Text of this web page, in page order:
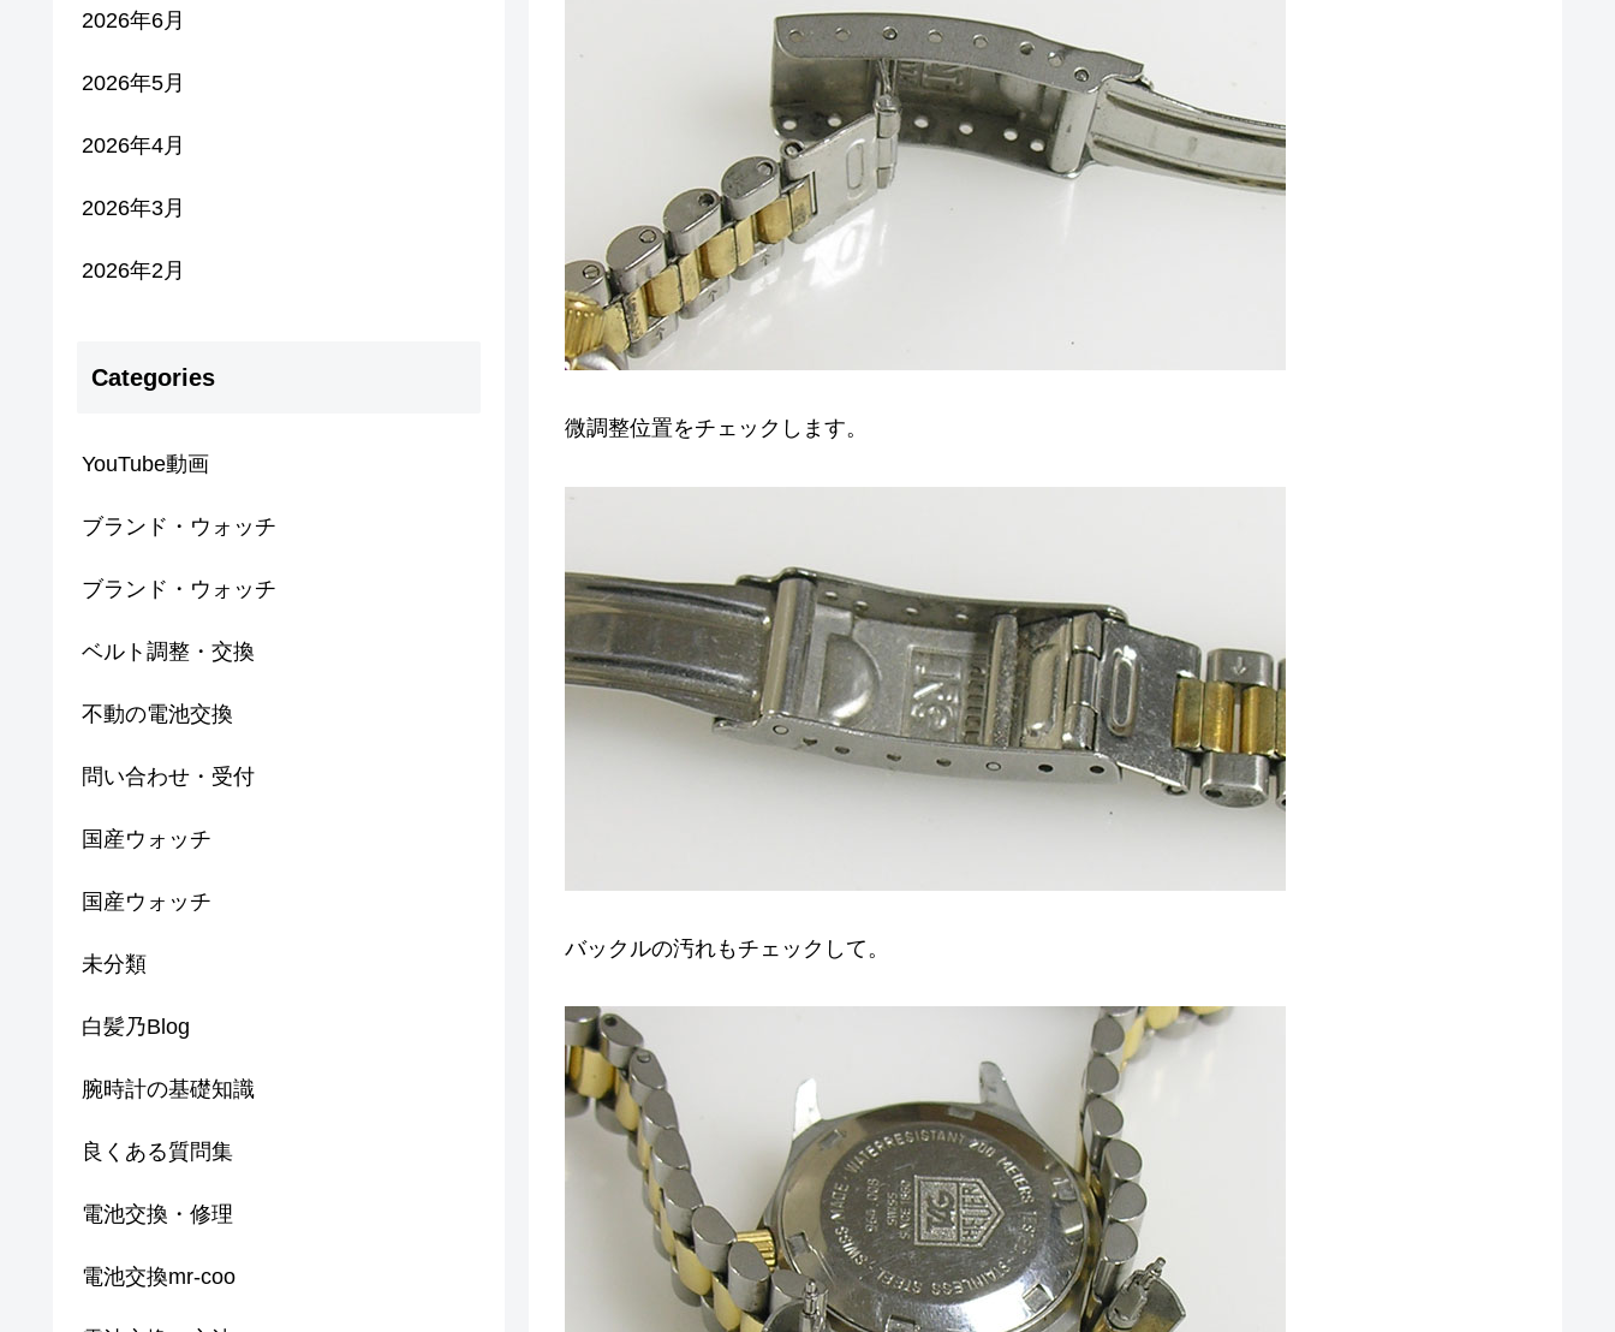
微調整位置をチェックします。
バックルの汚れもチェックして。
2026年6月
2026年5月
2026年4月
2026年3月
2026年2月
Categories
YouTube動画
ブランド・ウォッチ
ブランド・ウォッチ
ベルト調整・交換
不動の電池交換
問い合わせ・受付
国産ウォッチ
国産ウォッチ
未分類
白髪乃Blog
腕時計の基礎知識
良くある質問集
電池交換・修理
電池交換mr-coo